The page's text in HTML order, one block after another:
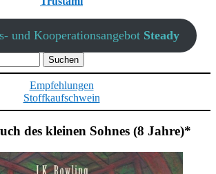
und Kooperationsangebot Steady
Empfehlungen
Stoffkaufschwein
des kleinen Sohnes (8 Jahre)*